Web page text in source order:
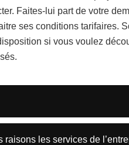
Faites-lui part de votre
ses conditions tarifaires.
si vous voulez
raisons les services de